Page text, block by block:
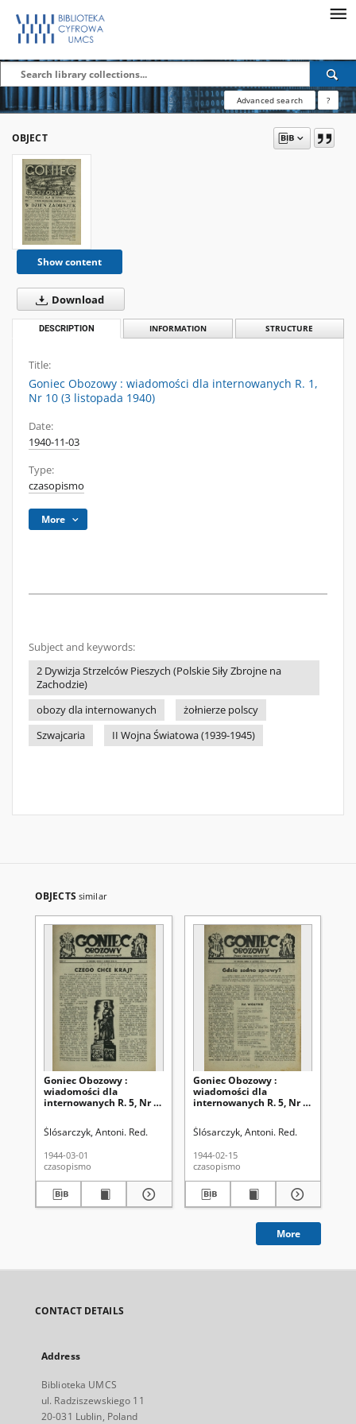
Advanced search ?
OBJECT
Show content
Download
DESCRIPTION INFORMATION STRUCTURE
Title:
Goniec Obozowy : wiadomości dla internowanych R. 1,
Nr 10 (3 listopada 1940)
Date:
1940-11-03
Type:
czasopismo
More
Subject and keywords:
2 Dywizja Strzelców Pieszych (Polskie Siły Zbrojne na
Zachodzie)
obozy dla internowanych
żołnierze polscy
Szwajcaria
II Wojna Światowa (1939-1945)
OBJECTS similar
Goniec Obozowy :
wiadomości dla
internowanych R. 5, Nr 5
Ślósarczyk, Antoni. Red.
1944-03-01
czasopismo
Goniec Obozowy :
wiadomości dla
internowanych R. 5, Nr 4
Ślósarczyk, Antoni. Red.
1944-02-15
czasopismo
More
CONTACT DETAILS
Address
Biblioteka UMCS
ul. Radziszewskiego 11
20-031 Lublin, Poland